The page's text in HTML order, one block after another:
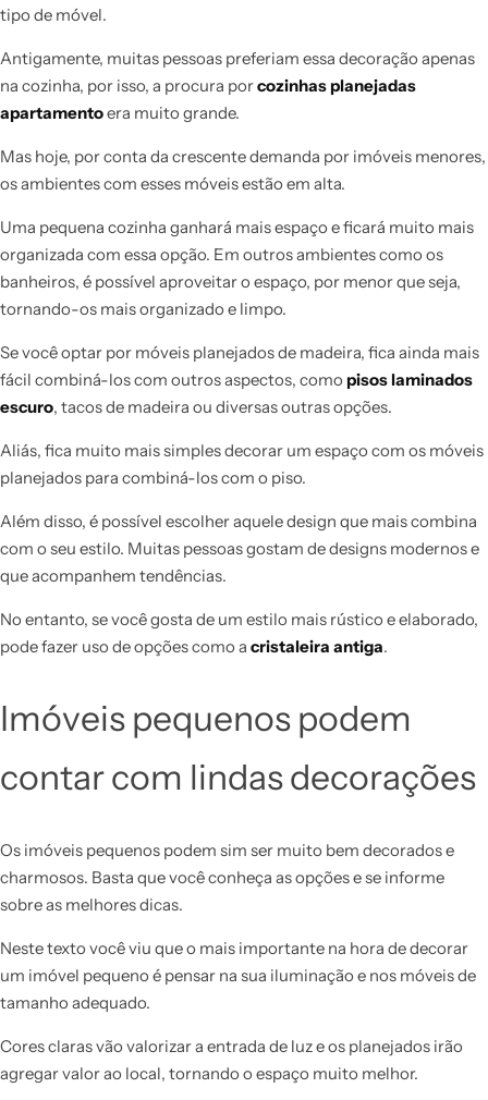
tipo de móvel.
Antigamente, muitas pessoas preferiam essa decoração apenas
na cozinha, por isso, a procura porcozinhas planejadas
apartamentoera muito grande.
Mas hoje, por conta da crescente demanda por imóveis menores,
os ambientes com esses móveis estão em alta.
Uma pequena cozinha ganhará mais espaço e ficará muito mais
organizada com essa opção. Em outros ambientes como os
banheiros, é possível aproveitar o espaço, por menor que seja,
tornando-os mais organizado e limpo.
Se você optar por móveis planejados de madeira, fica ainda mais
fácil combiná-los com outros aspectos, como pisos laminados
escuro, tacos de madeira ou diversas outras opções.
Aliás, fica muito mais simples decorar um espaço com os móveis
planejados para combiná-los com o piso.
Além disso, é possível escolher aquele design que mais combina
com o seu estilo. Muitas pessoas gostam de designs modernos e
que acompanhem tendências.
No entanto, se você gosta de um estilo mais rústico e elaborado,
pode fazer uso de opções como a cristaleira antiga.
Imóveis pequenos podem
contar com lindas decorações
Os imóveis pequenos podem sim ser muito bem decorados e
charmosos. Basta que você conheça as opções e se informe
sobre as melhores dicas.
Neste texto você viu que o mais importante na hora de decorar
um imóvel pequeno é pensar na sua iluminação e nos móveis de
tamanho adequado.
Cores claras vão valorizar a entrada de luz e os planejados irão
agregar valor ao local, tornando o espaço muito melhor.